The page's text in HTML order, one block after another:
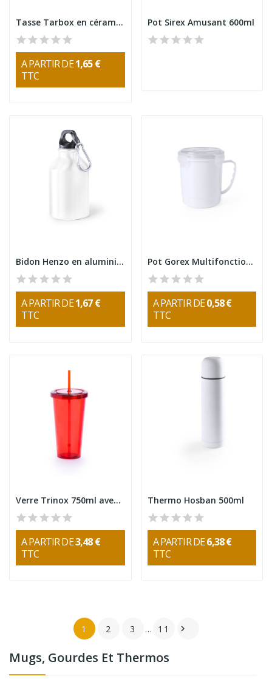
Mugs, Gourdes Et Thermos
Tasse Tarbox en céramique blanche 380ml
A PARTIR DE1,65 €
TTC
Pot Sirex Amusant 600ml
Bidon Henzo en aluminium avec mousqueton 330ml
A PARTIR DE1,67 €
TTC
Pot Gorex Multifonction 710ml
A PARTIR DE0,58 €
TTC
Verre Trinox 750ml avec Paille
A PARTIR DE3,48 €
TTC
Thermo Hosban 500ml
A PARTIR DE6,38 €
TTC
1 2 3 … 11 